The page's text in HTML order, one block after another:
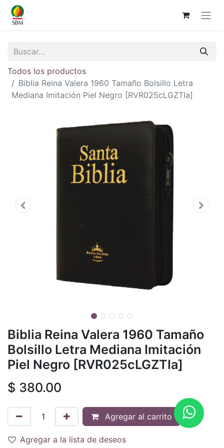
Todos los productos
Biblia Reina Valera 1960 Tamaño Bolsillo Letra
Mediana Imitación Piel Negro [RVR025cLGZTIa]
Biblia Reina Valera 1960 Tamaño
Bolsillo Letra Mediana Imitación
Piel Negro [RVR025cLGZTIa]
$ 380.00
Agregar al carrito
Agregar a la lista de deseos